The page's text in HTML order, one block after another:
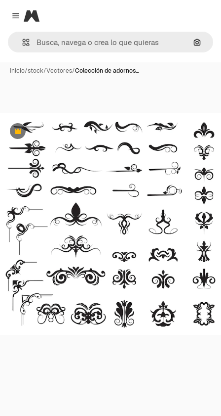
Close menu
Magnific
Inicio/stock/Vectores/Colección de adornos…
Premium